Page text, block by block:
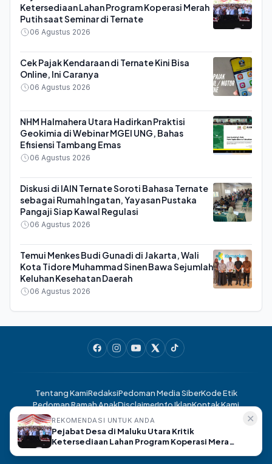
REKOMENDASI UNTUK ANDA
Pejabat Desa di Maluku Utara Kritik
Ketersediaan Lahan Program Koperasi Merah
✕
Ketersediaan Lahan Program Koperasi Merah
Putih saat Seminar di Ternate
06 Agustus 2026
Cek Pajak Kendaraan di Ternate Kini Bisa
Online, Ini Caranya
06 Agustus 2026
NHM Halmahera Utara Hadirkan Praktisi
Geokimia di Webinar MGEI UNG, Bahas
Efisiensi Tambang Emas
06 Agustus 2026
Diskusi di IAIN Ternate Soroti Bahasa Ternate
sebagai Rumah Ingatan, Yayasan Pustaka
Pangaji Siap Kawal Regulasi
06 Agustus 2026
Temui Menkes Budi Gunadi di Jakarta, Wali
Kota Tidore Muhammad Sinen Bawa Sejumlah
Keluhan Kesehatan Daerah
06 Agustus 2026
Tentang KamiRedaksiPedoman Media SiberKode Etik
Pedoman Ramah AnakDisclaimerInfo IklanKontak Kami
Lensaternate.com- Berita Ternate Hari Ini, Akurat dan Terpercaya ©
2025. All rights reserved.